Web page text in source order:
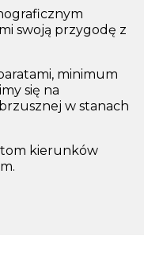
swoją przygodę z
minimum
się na
w stanach
kierunków